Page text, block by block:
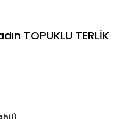
TOPUKLU TERLİK